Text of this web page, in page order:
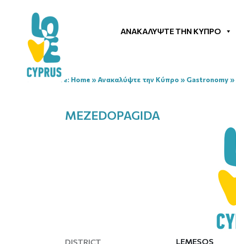
ΑΝΑΚΑΛΎΨΤΕ ΤΗΝ ΚΎΠΡΟ
You are here: Home »Ανακαλύψτε την Κύπρο » Gastronomy»
MEZEDOPAGIDA
DISTRICT
LEMESOS